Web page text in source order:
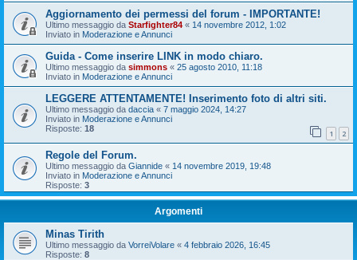
Aggiornamento dei permessi del forum - IMPORTANTE!
Ultimo messaggio da Starfighter84 « 14 novembre 2012, 1:02
Inviato in Moderazione e Annunci
Guida - Come inserire LINK in modo chiaro.
Ultimo messaggio da simmons « 25 agosto 2010, 11:18
Inviato in Moderazione e Annunci
LEGGERE ATTENTAMENTE! Inserimento foto di altri siti.
Ultimo messaggio da daccia « 7 maggio 2024, 14:27
Inviato in Moderazione e Annunci
Risposte: 18 1 2
Regole del Forum.
Ultimo messaggio da Giannide « 14 novembre 2019, 19:48
Inviato in Moderazione e Annunci
Risposte: 3
Argomenti
Minas Tirith
Ultimo messaggio da VorreiVolare « 4 febbraio 2026, 16:45
Risposte: 8